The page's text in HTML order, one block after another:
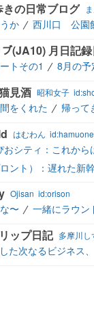
の日常ブログ
か 西川口 公園
(JA10) 月日記録
トその1 8月の
見酒 昭和女子
をくれた 帰って
はむわん
おシティ：これから
ント）：遅れた新
Ojisan id:orison
〜 一緒にラウン
ップ日記 多摩川し
た次なるビジネス、